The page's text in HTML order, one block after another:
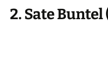
2. Sate Buntel